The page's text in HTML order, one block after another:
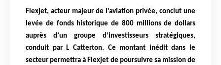
Flexjet, acteur majeur de l’aviation privée, conclut une
levée de fonds historique de 800 millions de dollars
auprès d’un groupe d’investisseurs stratégiques,
conduit par L Catterton. Ce montant inédit dans le
secteur permettra à Flexjet de poursuivre sa mission de